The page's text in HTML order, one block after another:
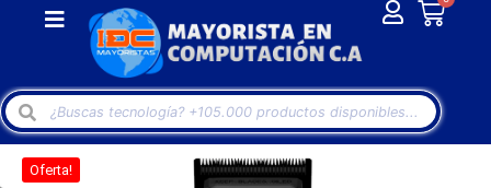
Oferta!